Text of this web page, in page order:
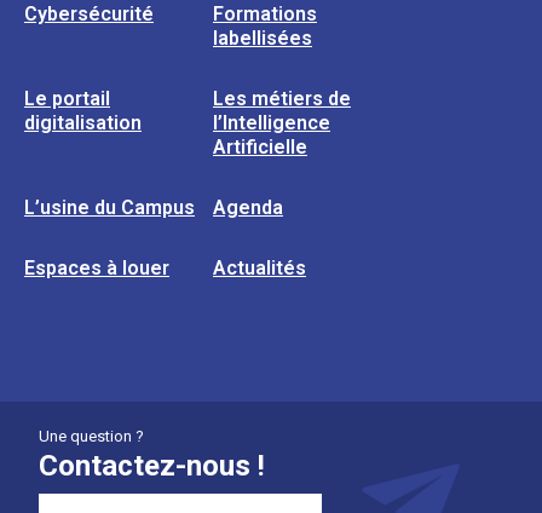
Cybersécurité
Formations
labellisées
Le portail
digitalisation
Les métiers de
l’Intelligence
Artificielle
L’usine du Campus Agenda
Espaces à louer Actualités
Une question ?
Contactez-nous !